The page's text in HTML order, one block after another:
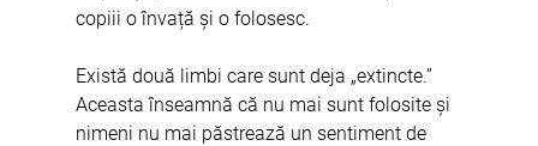
copiii o învață și o folosesc.
Există două limbi care sunt deja „extincte.”
Aceasta înseamnă că nu mai sunt folosite și
nimeni nu mai păstrează un sentiment de